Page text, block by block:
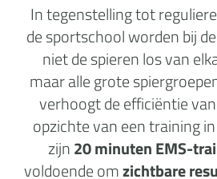
In tegenstelling tot
de sportschool worden bij de
niet de spieren los van
maar alle grote
verhoogt de efficiëntie
opzichte van een training
zijn20 minuten EMS-
voldoende omzichtbare